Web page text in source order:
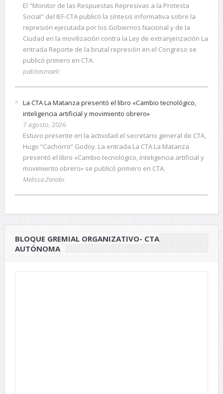
El "Monitor de las Respuestas Represivas a la Protesta
Social" del IEF-CTA publicó la síntesis informativa sobre la
represión ejecutada por los Gobiernos Nacional y de la
Ciudad en la movilización contra la Ley de extranjerización La
entrada Reporte de la brutal represión en el Congreso se
publicó primero en CTA.
pabloismaelc
La CTA La Matanza presentó el libro «Cambio tecnológico,
inteligencia artificial y movimiento obrero»
7 agosto, 2026
Estuvo presente en la actividad el secretario general de CTA,
Hugo “Cachorro” Godoy. La entrada La CTA La Matanza
presentó el libro «Cambio tecnológico, inteligencia artificial y
movimiento obrero» se publicó primero en CTA.
Melissa Zenobi
BLOQUE GREMIAL ORGANIZATIVO- CTA
AUTÓNOMA